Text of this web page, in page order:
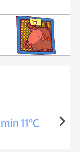
max 17°C